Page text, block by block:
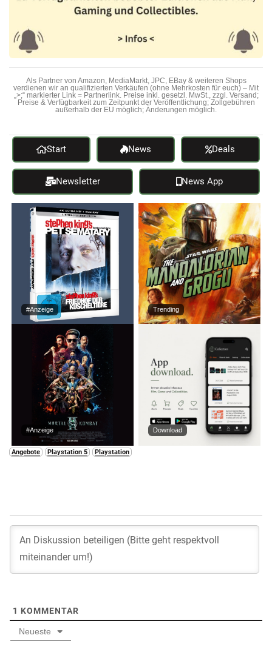
Als Partner von Amazon, MediaMarkt, JPC, EBay & weiteren Shops
verdienen wir an qualifizierten Verkäufen (ohne Mehrkosten für euch) – Mit
„>;“ markierter Link = Partnerlink. Preise inkl. gesetzl. MwSt., zzgl. Versand;
Preise & Verfügbarkeit zum Zeitpunkt der Veröffentlichung; Zollgebühren
außerhalb der EU möglich; Änderungen möglich.
Start News Deals
Newsletter News App
#Anzeige Trending
#Anzeige Download
Angebote Playstation 5 Playstation
1 KOMMENTAR
Neueste